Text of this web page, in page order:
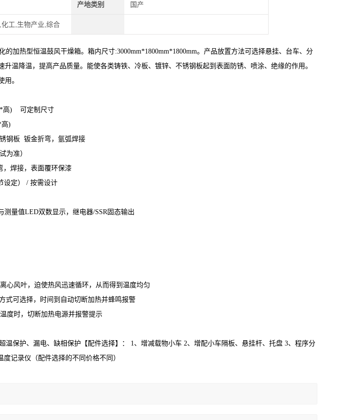
产地类别 国产
工,生物产业,综合
的加热型恒温鼓风干燥箱。箱内尺寸:3000mm*1800mm*1800mm。产品放置方法可选择悬挂、台车、分
温降温，提高产品质量。能使各类铸铁、冷板、镀锌、不锈钢板起到表面防锈、喷涂、绝缘的作用。
用。
*高) 可定制尺寸
)
钢板 钣金折弯，氩弧焊接
为准）
，焊接，表面覆环保漆
设定） / 按需设计
量值LED双数显示，继电器/SSR固态输出
心风叶，迫使热风迅速循环，从而得到温度均匀
式可选择，时间到自动切断加热并蜂鸣报警
度时，切断加热电源并报警提示
保护、漏电、缺相保护【配件选择】： 1、增减载物小车 2、增配小车隔板、悬挂杆、托盘 3、程序分
记录仪（配件选择的不同价格不同）